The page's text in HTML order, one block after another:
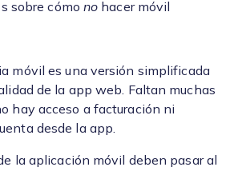
sobre cómo no hacer móvil
móvil es una versión simplificada
de la app web. Faltan muchas
hay acceso a facturación ni
desde la app.
la aplicación móvil deben pasar al